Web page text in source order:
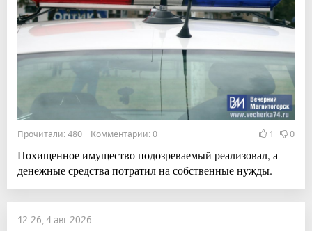
Прочитали: 480 Комментарии: 0 1 0
Похищенное имущество подозреваемый реализовал, а
денежные средства потратил на собственные нужды.
12:26, 4 авг 2026